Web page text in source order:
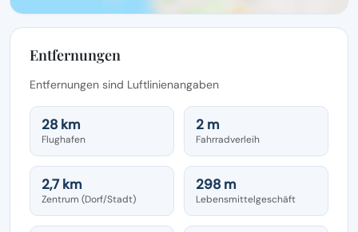
Entfernungen
Entfernungen sind Luftlinienangaben
28 km
Flughafen
2 m
Fahrradverleih
2,7 km
Zentrum (Dorf/Stadt)
298 m
Lebensmittelgeschäft